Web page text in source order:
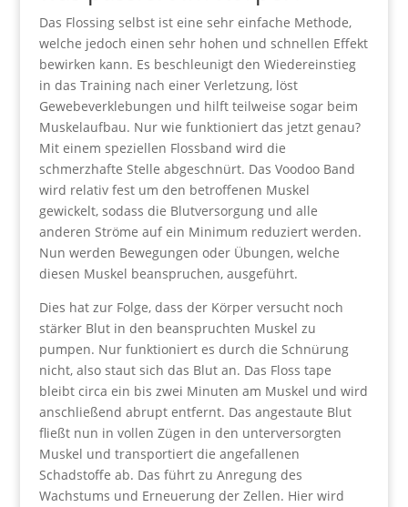
Das Flossing selbst ist eine sehr einfache Methode,
welche jedoch einen sehr hohen und schnellen Effekt
bewirken kann. Es beschleunigt den Wiedereinstieg
in das Training nach einer Verletzung, löst
Gewebeverklebungen und hilft teilweise sogar beim
Muskelaufbau. Nur wie funktioniert das jetzt genau?
Mit einem speziellen Flossband wird die
schmerzhafte Stelle abgeschnürt. Das Voodoo Band
wird relativ fest um den betroffenen Muskel
gewickelt, sodass die Blutversorgung und alle
anderen Ströme auf ein Minimum reduziert werden.
Nun werden Bewegungen oder Übungen, welche
diesen Muskel beanspruchen, ausgeführt.
Dies hat zur Folge, dass der Körper versucht noch
stärker Blut in den beanspruchten Muskel zu
pumpen. Nur funktioniert es durch die Schnürung
nicht, also staut sich das Blut an. Das Floss tape
bleibt circa ein bis zwei Minuten am Muskel und wird
anschließend abrupt entfernt. Das angestaute Blut
fließt nun in vollen Zügen in den unterversorgten
Muskel und transportiert die angefallenen
Schadstoffe ab. Das führt zu Anregung des
Wachstums und Erneuerung der Zellen. Hier wird